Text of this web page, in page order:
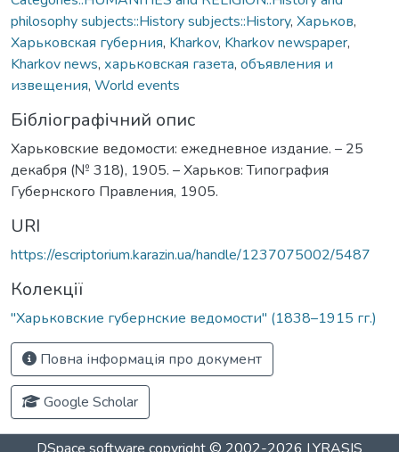
philosophy subjects::History subjects::History, Харьков,
Харьковская губерния, Kharkov, Kharkov newspaper,
Kharkov news, харьковская газета, объявления и
извещения, World events
Бібліографічний опис
Харьковские ведомости: ежедневное издание. – 25
декабря (№ 318), 1905. – Харьков: Типография
Губернского Правления, 1905.
URI
https://escriptorium.karazin.ua/handle/1237075002/5487
Колекції
"Харьковские губернские ведомости" (1838–1915 гг.)
Повна інформація про документ
Google Scholar